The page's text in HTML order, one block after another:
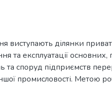
виступають ділянки
та експлуатації основних,
та споруд підприємств
промисловості. Метою